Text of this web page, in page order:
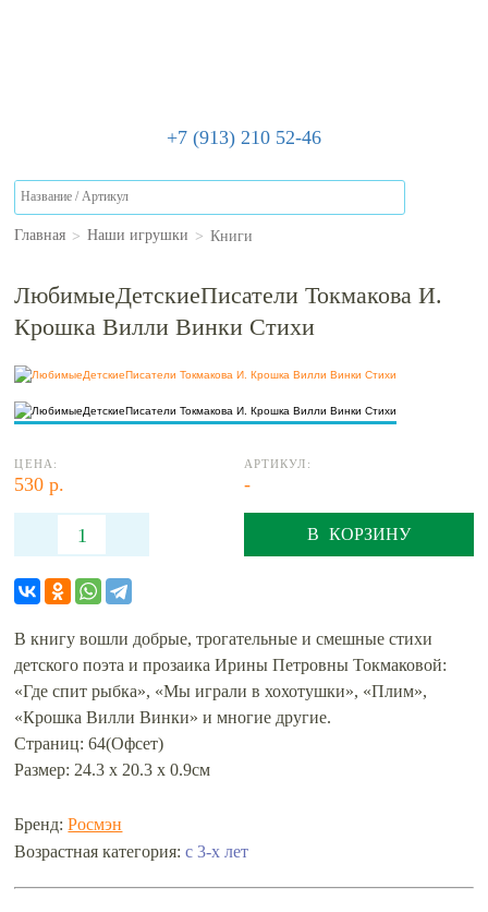
+7 (913) 210 52-46
Главная > Наши игрушки > Книги
ЛюбимыеДетскиеПисатели Токмакова И.
Крошка Вилли Винки Стихи
ЦЕНА:
530 р.
АРТИКУЛ:
-
В КОРЗИНУ
В книгу вошли добрые, трогательные и смешные стихи
детского поэта и прозаика Ирины Петровны Токмаковой:
«Где спит рыбка», «Мы играли в хохотушки», «Плим»,
«Крошка Вилли Винки» и многие другие.
Страниц: 64(Офсет)
Размер: 24.3 x 20.3 x 0.9см
Бренд:Росмэн
Возрастная категория:с 3-х лет